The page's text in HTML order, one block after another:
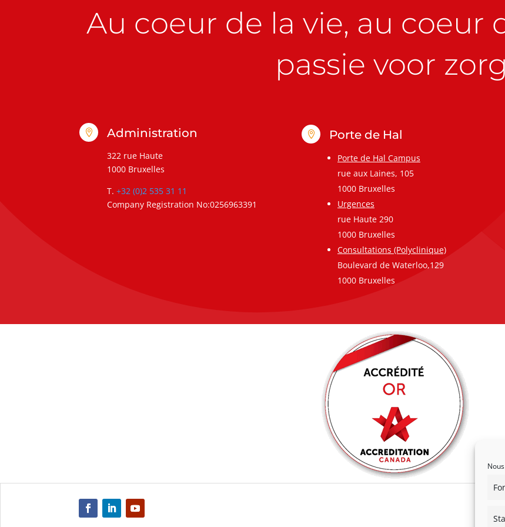
Au coeur de la vie, au coeur
passie voor
 Administration
322 rue Haute
1000 Bruxelles
T. +32 (0)2 535 31 11
Company Registration No:0256963391
 Porte de Hal
Porte de Hal Campus
rue aux Laines, 105
1000 Bruxelles
Urgences
rue Haute 290
1000 Bruxelles
Consultations (Polyclinique)
Boulevard de Waterloo,129
1000 Bruxelles